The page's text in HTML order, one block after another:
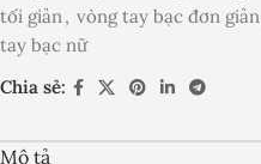
tối giản, vòng tay bạc đơn giản
tay bạc nữ
Chia sẻ:
Mô tả